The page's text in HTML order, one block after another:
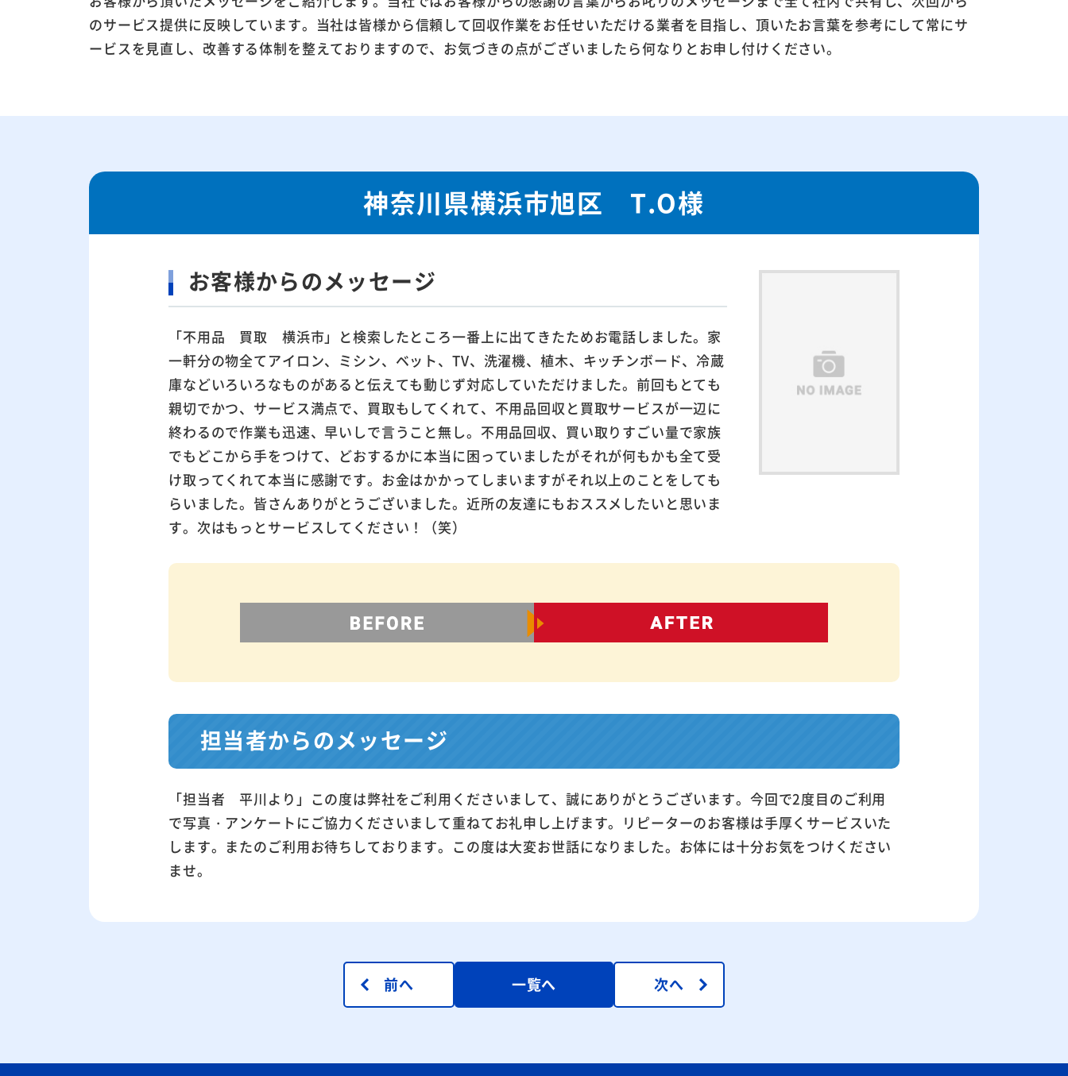
のサービス提供に反映しています。当社は皆様から信頼して回収作業をお任せいただける業者を目指し、頂いたお言葉を参考にして常にサ
ービスを見直し、改善する体制を整えておりますので、お気づきの点がございましたら何なりとお申し付けください。
神奈川県横浜市旭区 T.O様
お客様からのメッセージ
「不用品 買取 横浜市」と検索したところ一番上に出てきたためお電話しました。家
一軒分の物全てアイロン、ミシン、ベット、TV、洗濯機、植木、キッチンボード、冷蔵
庫などいろいろなものがあると伝えても動じず対応していただけました。前回もとても
親切でかつ、サービス満点で、買取もしてくれて、不用品回収と買取サービスが一辺に
終わるので作業も迅速、早いしで言うこと無し。不用品回収、買い取りすごい量で家族
でもどこから手をつけて、どおするかに本当に困っていましたがそれが何もかも全て受
け取ってくれて本当に感謝です。お金はかかってしまいますがそれ以上のことをしても
らいました。皆さんありがとうございました。近所の友達にもおススメしたいと思いま
す。次はもっとサービスしてください！（笑）
担当者からのメッセージ
「担当者 平川より」この度は弊社をご利用くださいまして、誠にありがとうございます。今回で2度目のご利用
で写真・アンケートにご協力くださいまして重ねてお礼申し上げます。リピーターのお客様は手厚くサービスいた
します。またのご利用お待ちしております。この度は大変お世話になりました。お体には十分お気をつけください
ませ。
前へ 一覧へ 次へ